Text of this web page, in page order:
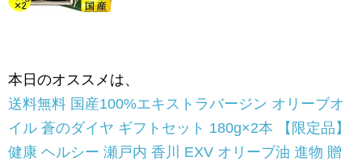
本日のオススメは、
送料無料 国産100%エキストラバージン オリーブオ
イル 蒼のダイヤ ギフトセット 180g×2本 【限定品】
健康 ヘルシー 瀬戸内 香川 EXV オリーブ油 進物 贈